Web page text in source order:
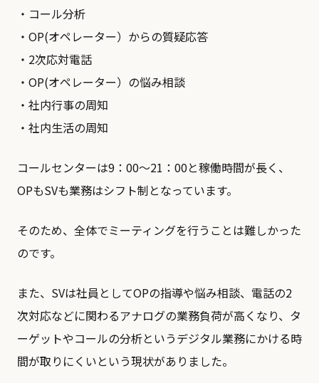
・コール分析
・OP(オペレーター）からの質疑応答
・2次応対電話
・OP(オペレーター）の悩み相談
・社内⾏事の周知
・社内⽣活の周知
コールセンターは9：00～21：00と稼働時間が長く、
OPもSVも業務はシフト制となっています。
そのため、全体でミーティングを行うことは難しかった
のです。
また、SVは社員としてOPの指導や悩み相談、電話の2
次対応などに関わるアナログの業務負荷が高くなり、タ
ーゲットやコールの分析というデジタル業務にかける時
間が取りにくいという現状がありました。